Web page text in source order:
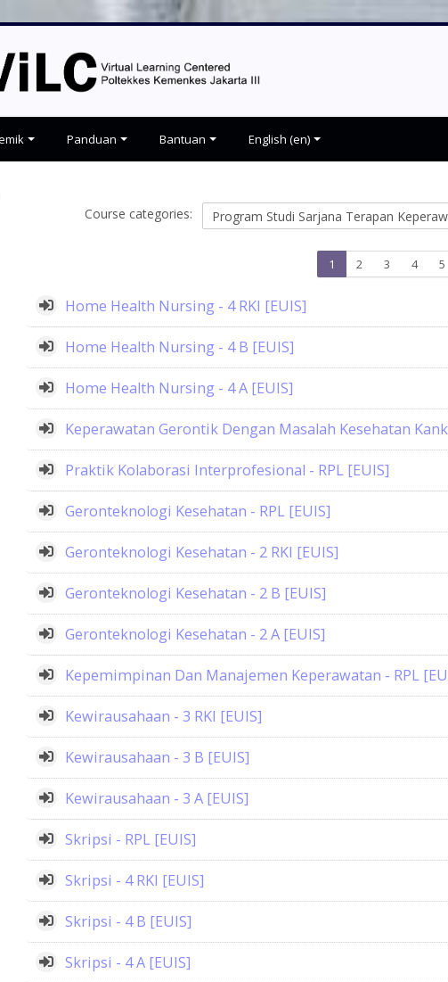
Panduan Bantuan English ‎(en)‎
Course categories:
1 Page
1
2Page
2
3Page
3
4Page
4
5
Home Health Nursing - 4 RKI [EUIS]
Home Health Nursing - 4 B [EUIS]
Home Health Nursing - 4 A [EUIS]
Keperawatan Gerontik Dengan Masalah Kesehatan
Praktik Kolaborasi Interprofesional - RPL [EUIS]
Geronteknologi Kesehatan - RPL [EUIS]
Geronteknologi Kesehatan - 2 RKI [EUIS]
Geronteknologi Kesehatan - 2 B [EUIS]
Geronteknologi Kesehatan - 2 A [EUIS]
Kepemimpinan Dan Manajemen Keperawatan - RPL
Kewirausahaan - 3 RKI [EUIS]
Kewirausahaan - 3 B [EUIS]
Kewirausahaan - 3 A [EUIS]
Skripsi - RPL [EUIS]
Skripsi - 4 RKI [EUIS]
Skripsi - 4 B [EUIS]
Skripsi - 4 A [EUIS]